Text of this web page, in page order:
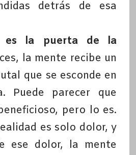
detrás de esa
es la puerta de la
la mente recibe un
que se esconde en
Puede parecer que
pero lo es.
es solo dolor, y
ese dolor, la mente